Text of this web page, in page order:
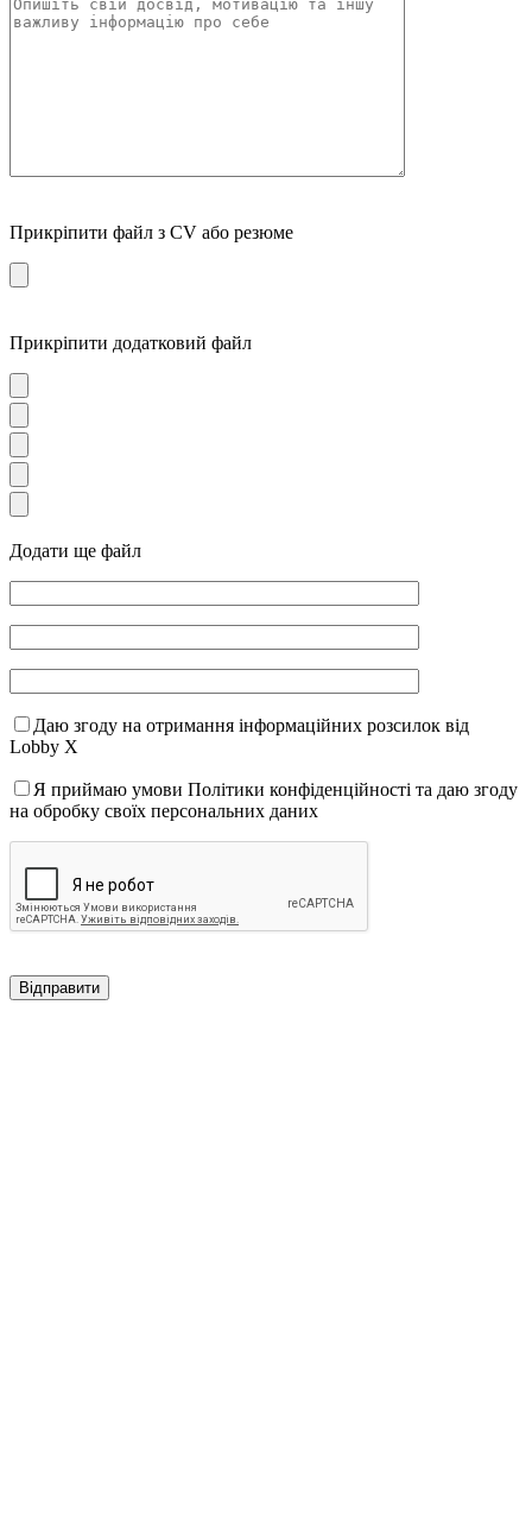
Прикріпити файл з CV або резюме
Прикріпити додатковий файл
Додати ще файл
Даю згоду на отримання інформаційних розсилок від
Lobby X
Я приймаю умови Політики конфіденційності та даю згоду
на обробку своїх персональних даних